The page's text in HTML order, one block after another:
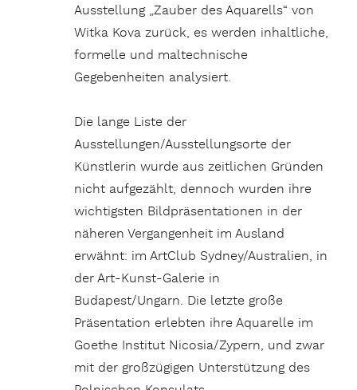
Ausstellung „Zauber des Aquarells“ von
Witka Kova zurück, es werden inhaltliche,
formelle und maltechnische
Gegebenheiten analysiert.
Die lange Liste der
Ausstellungen/Ausstellungsorte der
Künstlerin wurde aus zeitlichen Gründen
nicht aufgezählt, dennoch wurden ihre
wichtigsten Bildpräsentationen in der
näheren Vergangenheit im Ausland
erwähnt: im ArtClub Sydney/Australien, in
der Art-Kunst-Galerie in
Budapest/Ungarn. Die letzte große
Präsentation erlebten ihre Aquarelle im
Goethe Institut Nicosia/Zypern, und zwar
mit der großzügigen Unterstützung des